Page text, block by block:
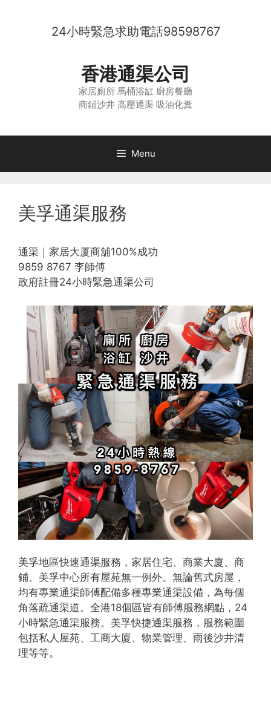
24小時緊急求助電話98598767
香港通渠公司
家居廁所 馬桶浴缸 廚房餐廳
商鋪沙井 高壓通渠 吸油化糞
Menu
美孚通渠服務
通渠｜家居大厦商舖100%成功
9859 8767 李師傅
政府註冊24小時緊急通渠公司
美孚地區快速通渠服務，家居住宅、商業大廈、商
鋪、美孚中心所有屋苑無一例外。無論舊式房屋，
均有專業通渠師傅配備多種專業通渠設備，為每個
角落疏通渠道。全港18個區皆有師傅服務網點，24
小時緊急通渠服務。美孚快捷通渠服務，服務範圍
包括私人屋苑、工商大廈、物業管理、雨後沙井清
理等等。